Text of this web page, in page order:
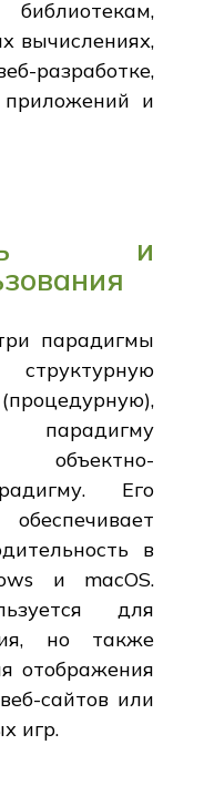
вычислениях,
разработке,
приложений и
и
парадигмы
Его
в
и macOS.
для
но также
отображения
сайтов или
игр.